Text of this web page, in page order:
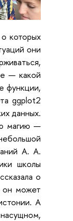
которых
они
— какой
функции,
ggplot2
данных.
магию —
А. А.
школы
о
он может
А